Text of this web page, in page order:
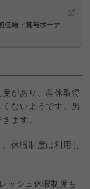
任給・賞与ボーナ
があり、産休取得
ないようです。男
ます。
休暇制度は利用し
ッシュ休暇制度も